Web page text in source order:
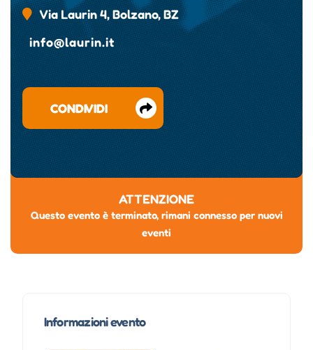
Via Laurin 4, Bolzano, BZ
info@laurin.it
CONDIVIDI
ATTENZIONE
Questo evento è terminato, rimani connesso per nuovi
eventi
Informazioni evento